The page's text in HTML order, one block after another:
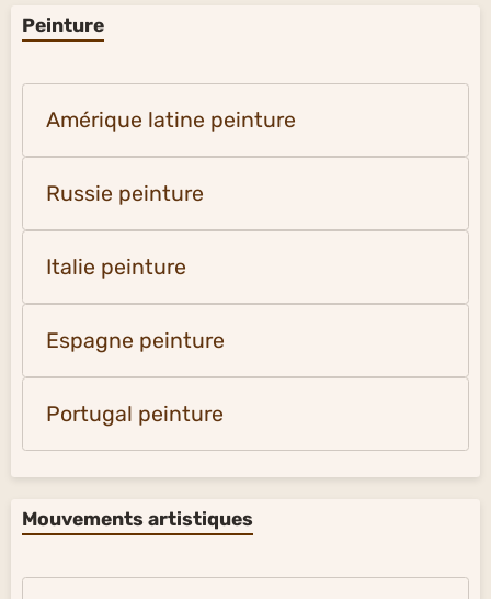
Peinture
Amérique latine peinture
Russie peinture
Italie peinture
Espagne peinture
Portugal peinture
Mouvements artistiques